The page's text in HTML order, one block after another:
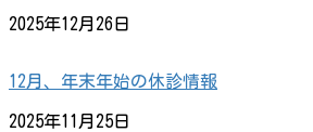
2025年12月26日
12月、年末年始の休診情報
2025年11月25日